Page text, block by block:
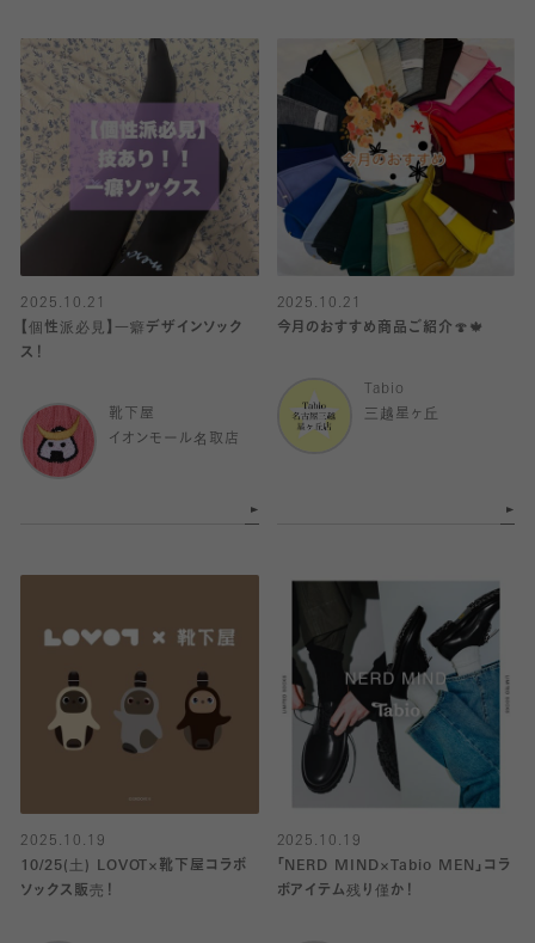
2025.10.21
【個性派必見】一癖デザインソック
ス！
靴下屋
イオンモール名取店
2025.10.21
今月のおすすめ商品ご紹介🍄🍁
Tabio
三越星ヶ丘
2025.10.19
10/25(土) LOVOT×靴下屋コラボ
ソックス販売！
2025.10.19
「NERD MIND×Tabio MEN」コラ
ボアイテム残り僅か！